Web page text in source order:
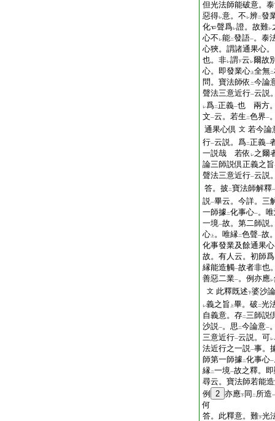
但光法師能破意。
惡得レ意。不 レ辨二發
化
聲爲レ證。故難レ
心不 レ能二發語一。泰
心狹。謂諸通果心
也。非レ謂下云 レ爾故
心。即發業心 上全無二
問。寶法師依 二今論
聲法三意近行一云説
レ爲二正義一也 兩方
文一云。若生 二色界一
通果心倶 文 若今論
行一云説。爲二正義一
一説哉 若依 レ之爾
論三師説倶正義之旨
聲法三意近行一云説
答。披 二寶法師解釋一
説一畢云。今詳。三
一師據二化事心一。
一境一故。第二師説
心 上 。唯縁二色聲一故
化事發業及餘通果心
故。有人云。初師爲
縁能造觸一故者非也
善惡二業一。例亦應レ
文 此釋既述下婆沙
レ義之旨 上畢。破 二光
自義意。存二三師説
沙説一。思 二今論意一
三意近行一云説。可レ
法近行之一説一事。
師第一師據二化事心一
縁二一境一故之釋。
尋云。寶法師若能
例
2 亦應下 同 二 所造一
何
答。此釋意。難下光